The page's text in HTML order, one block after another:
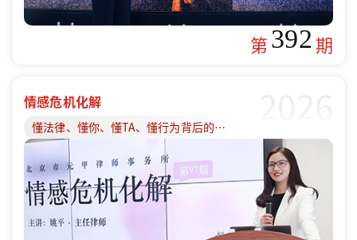
第392期
情感危机化解
懂法律、懂你、懂TA、懂行为背后的原因